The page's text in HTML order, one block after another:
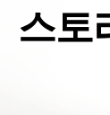
스토